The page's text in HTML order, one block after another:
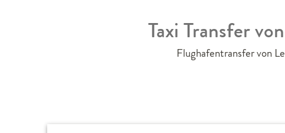
Taxi Transfer
Flughafentransfer von